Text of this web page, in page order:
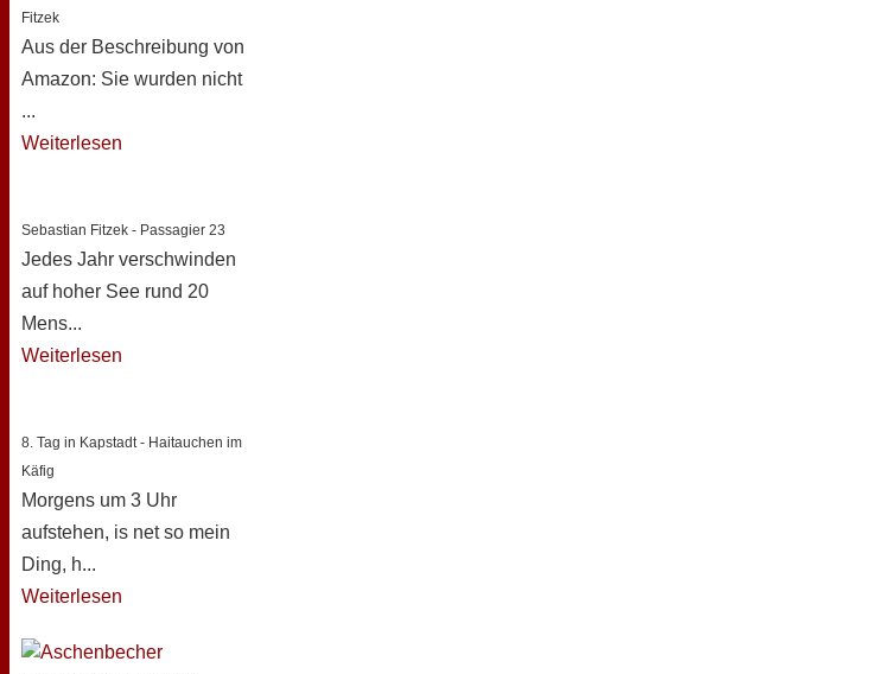
Fitzek
Aus der Beschreibung von
Amazon: Sie wurden nicht
...
Weiterlesen
Sebastian Fitzek - Passagier 23
Jedes Jahr verschwinden
auf hoher See rund 20
Mens...
Weiterlesen
8. Tag in Kapstadt - Haitauchen im
Käfig
Morgens um 3 Uhr
aufstehen, is net so mein
Ding, h...
Weiterlesen